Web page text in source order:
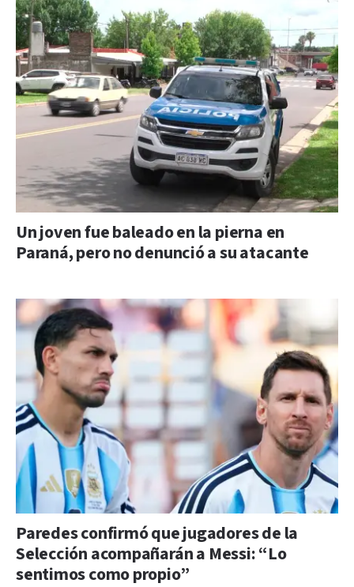
Un joven fue baleado en la pierna en
Paraná, pero no denunció a su atacante
Paredes confirmó que jugadores de la
Selección acompañarán a Messi: “Lo
sentimos como propio”